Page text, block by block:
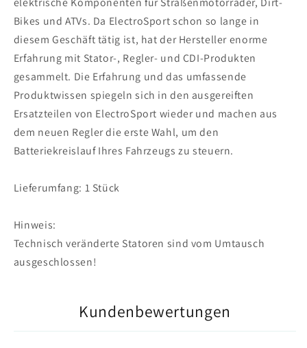
Bikes und ATVs. Da ElectroSport schon so lange in
diesem Geschäft tätig ist, hat der Hersteller enorme
Erfahrung mit Stator-, Regler- und CDI-Produkten
gesammelt. Die Erfahrung und das umfassende
Produktwissen spiegeln sich in den ausgereiften
Ersatzteilen von ElectroSport wieder und machen aus
dem neuen Regler die erste Wahl, um den
Batteriekreislauf Ihres Fahrzeugs zu steuern.
Lieferumfang: 1 Stück
Hinweis:
Technisch veränderte Statoren sind vom Umtausch
ausgeschlossen!
Kundenbewertungen